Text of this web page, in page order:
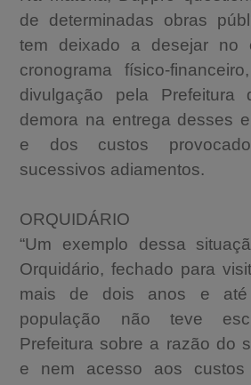
de determinadas obras
tem deixado a desejar no
cronograma físico-
divulgação pela Prefeitura
demora na entrega desses
e dos custos
sucessivos adiamentos.
ORQUIDÁRIO
“Um exemplo dessa
Orquidário, fechado para
mais de dois anos e
população não teve
Prefeitura sobre a razão do
e nem acesso aos custos